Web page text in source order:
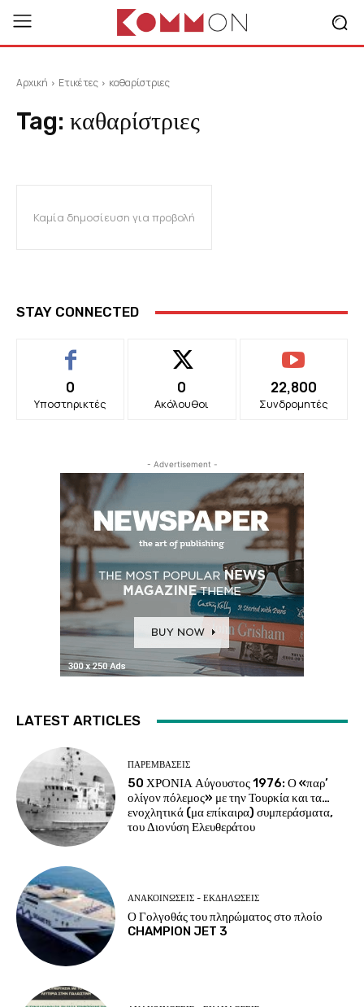
Αρχική Ετικέτες καθαρίστριες
Tag: καθαρίστριες
Καμία δημοσίευση για προβολή
STAY CONNECTED
0
Υποστηρικτές
0
Ακόλουθοι
22,800
Συνδρομητές
- Advertisement -
LATEST ARTICLES
ΠΑΡΕΜΒΑΣΕΙΣ
50 ΧΡΟΝΙΑ Αύγουστος 1976: Ο «παρ’
ολίγον πόλεμος» με την Τουρκία και τα…
ενοχλητικά (μα επίκαιρα) συμπεράσματα,
του Διονύση Ελευθεράτου
ΑΝΑΚΟΙΝΩΣΕΙΣ - ΕΚΔΗΛΩΣΕΙΣ
Ο Γολγοθάς του πληρώματος στο πλοίο
CHAMPION JET 3